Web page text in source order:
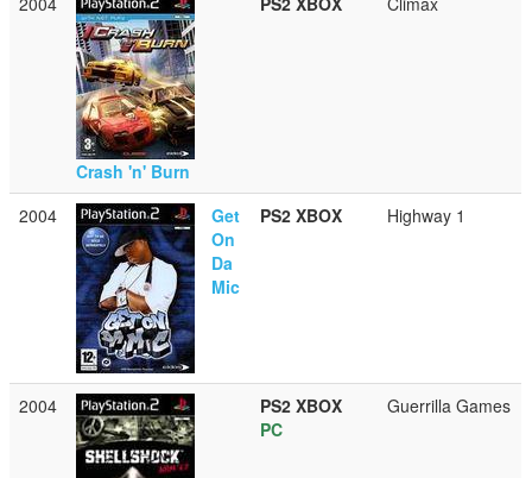
Crash 'n' Burn
2004
Get
On
Da
Mic
PS2 XBOX Highway 1
2004 PS2 XBOX
PC
Guerrilla Games